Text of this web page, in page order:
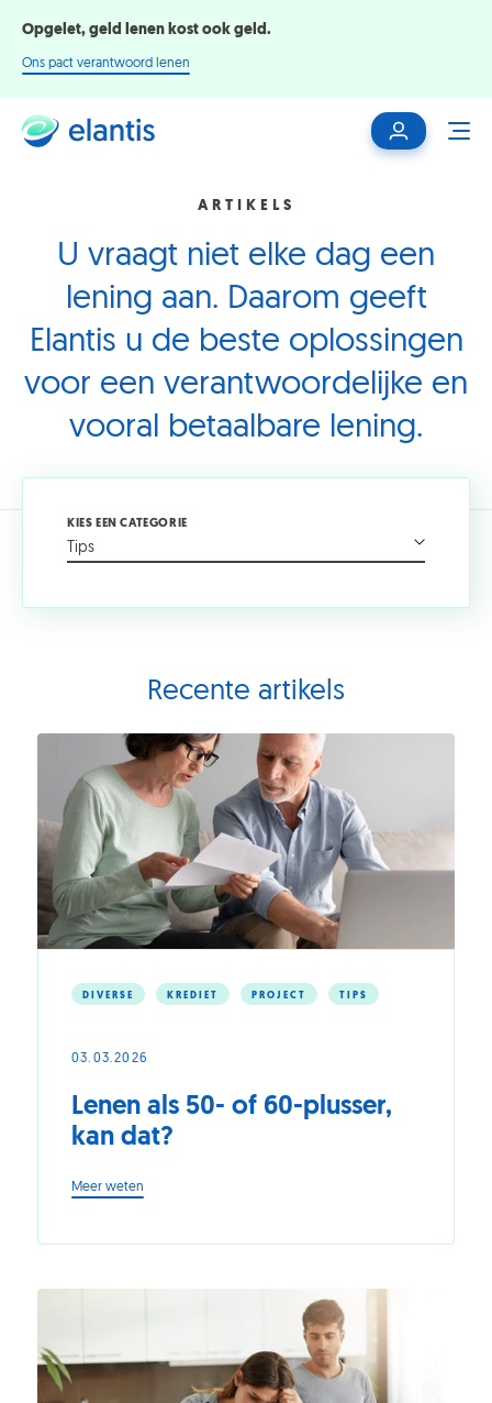
Opgelet, geld lenen kost ook geld.
Ons pact verantwoord lenen
Mijn
klantenzone
ARTIKELS
U vraagt niet elke dag een
lening aan. Daarom geeft
Elantis u de beste oplossingen
voor een verantwoordelijke en
vooral betaalbare lening.
KIES EEN CATEGORIE
Tips
Recente artikels
Lenen als 50- of 60-plusser,
kan dat?
03.03.2026
DIVERSE KREDIET PROJECT TIPS
Meer weten
50-
60-